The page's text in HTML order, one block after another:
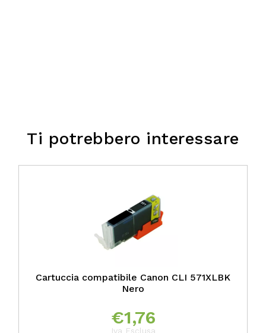
Ti potrebbero interessare
Cartuccia compatibile Canon CLI 571XLBK
Nero
€1,76
Iva Esclusa